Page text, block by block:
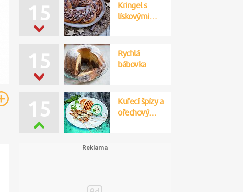
15
Kringel s
lískovými…
15
Rychlá
bábovka
15
Kuřecí špízy a
ořechový…